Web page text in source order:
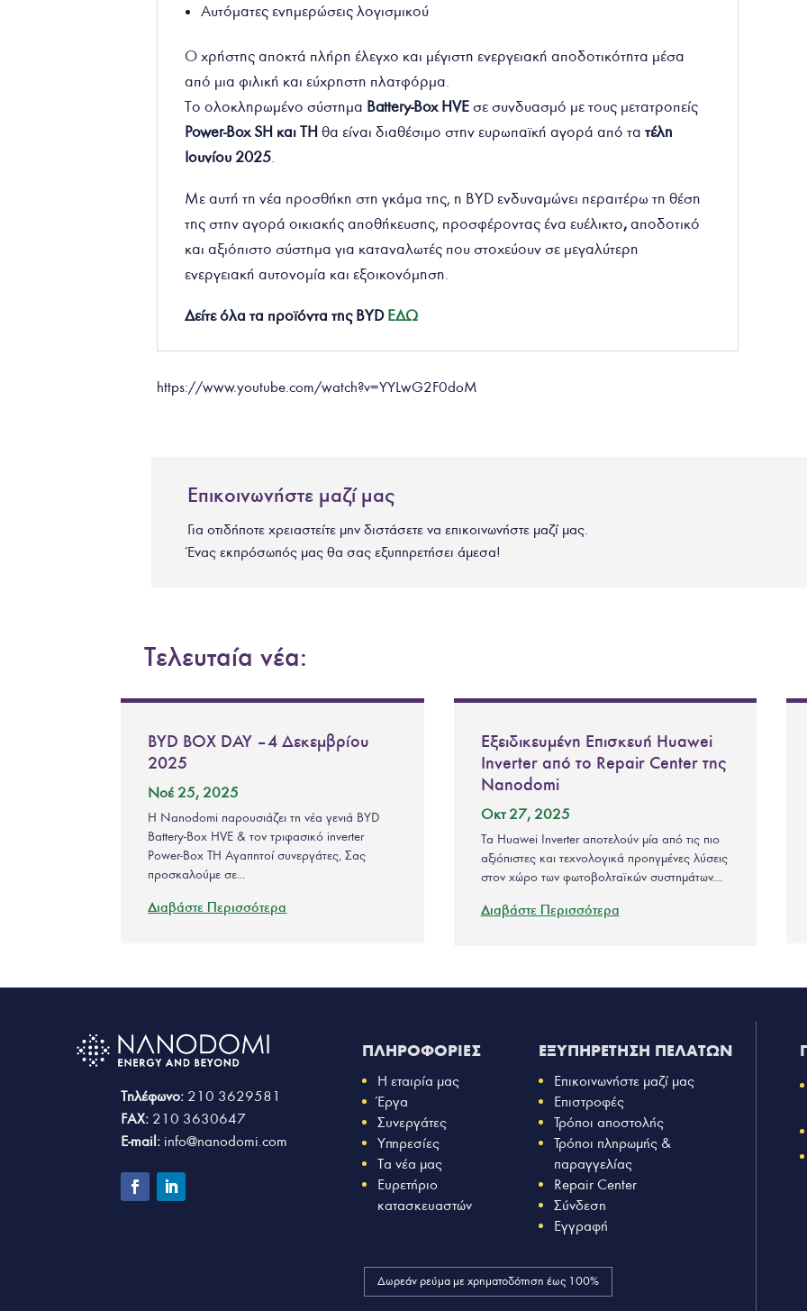
Αυτόματες ενημερώσεις λογισμικού
Ο χρήστης αποκτά πλήρη έλεγχο και μέγιστη ενεργειακή αποδοτικότητα μέσα
από μια φιλική και εύχρηστη πλατφόρμα.
Το ολοκληρωμένο σύστημα Battery-Box HVEσε συνδυασμό με τους μετατροπείς
Power-Box SH και TH θα είναι διαθέσιμο στην ευρωπαϊκή αγορά από τατέλη
Ιουνίου 2025.
Με αυτή τη νέα προσθήκη στη γκάμα της, η BYD ενδυναμώνει περαιτέρω τη θέση
της στην αγορά οικιακής αποθήκευσης, προσφέροντας ένα ευέλικτο,αποδοτικό
και αξιόπιστο σύστημα για καταναλωτές που στοχεύουν σε μεγαλύτερη
ενεργειακή αυτονομία και εξοικονόμηση.
Δείτε όλα τα προϊόντα της BYDΕΔΩ
https://www.youtube.com/watch?v=YYLwG2F0doM
Επικοινωνήστε μαζί μας
Για οτιδήποτε χρειαστείτε μην διστάσετε να επικοινωνήστε μαζί μας.
Ένας εκπρόσωπός μας θα σας εξυπηρετήσει άμεσα!
Τελευταία νέα:
BYD BOX DAY – 4 Δεκεμβρίου
2025
Νοέ 25, 2025
Η Nanodomi παρουσιάζει τη νέα γενιά BYD
Battery-Box HVE & τον τριφασικό inverter
Power-Box TH Αγαπητοί συνεργάτες, Σας
προσκαλούμε σε...
Διαβάστε Περισσότερα
Εξειδικευμένη Επισκευή Huawei
Inverter από το Repair Center της
Nanodomi
Οκτ 27, 2025
Τα Huawei Inverter αποτελούν μία από τις πιο
αξιόπιστες και τεχνολογικά προηγμένες λύσεις
στον χώρο των φωτοβολταϊκών συστημάτων....
Διαβάστε Περισσότερα
Τηλέφωνο: 210 3629581
FAX: 210 3630647
E-mail: info@nanodomi.com
ΠΛΗΡΟΦΟΡΙΕΣ
Η εταιρία μας
Έργα
Συνεργάτες
Υπηρεσίες
Τα νέα μας
Ευρετήριο
κατασκευαστών
Δωρεάν ρεύμα με χρηματοδότηση έως 100%
ΕΞΥΠΗΡΕΤΗΣΗ ΠΕΛΑΤΩΝ
Επικοινωνήστε μαζί μας
Επιστροφές
Τρόποι αποστολής
Τρόποι πληρωμής &
παραγγελίας
Repair Center
Σύνδεση
Εγγραφή